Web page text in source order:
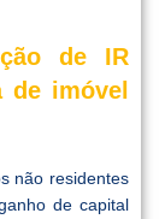
de IR
de imóvel
não residentes
de capital